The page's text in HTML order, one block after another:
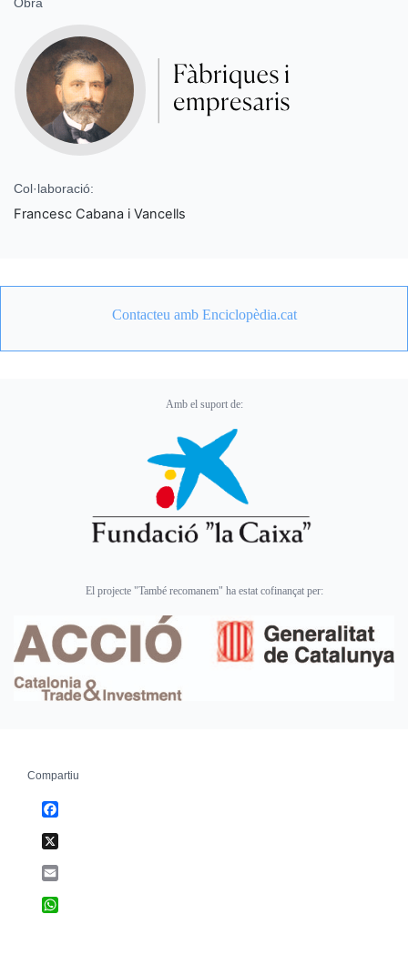
Obra
Col·laboració:
Francesc Cabana i Vancells
Contacteu amb Enciclopèdia.cat
Amb el suport de:
El projecte "També recomanem" ha estat cofinançat per:
Compartiu